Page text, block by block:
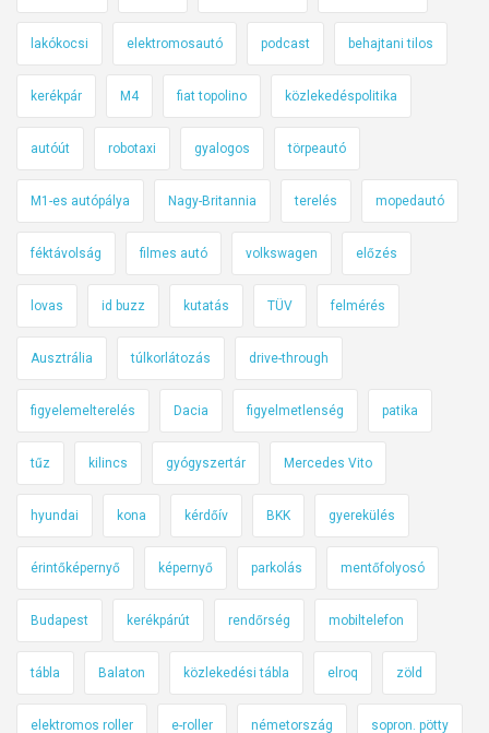
lakókocsi elektromosautó podcast behajtani tilos
kerékpár M4 fiat topolino közlekedéspolitika
autóút robotaxi gyalogos törpeautó
M1-es autópálya Nagy-Britannia terelés mopedautó
féktávolság filmes autó volkswagen előzés
lovas id buzz kutatás TÜV felmérés
Ausztrália túlkorlátozás drive-through
figyelemelterelés Dacia figyelmetlenség patika
tűz kilincs gyógyszertár Mercedes Vito
hyundai kona kérdőív BKK gyerekülés
érintőképernyő képernyő parkolás mentőfolyosó
Budapest kerékpárút rendőrség mobiltelefon
tábla Balaton közlekedési tábla elroq zöld
elektromos roller e-roller németország sopron. pötty